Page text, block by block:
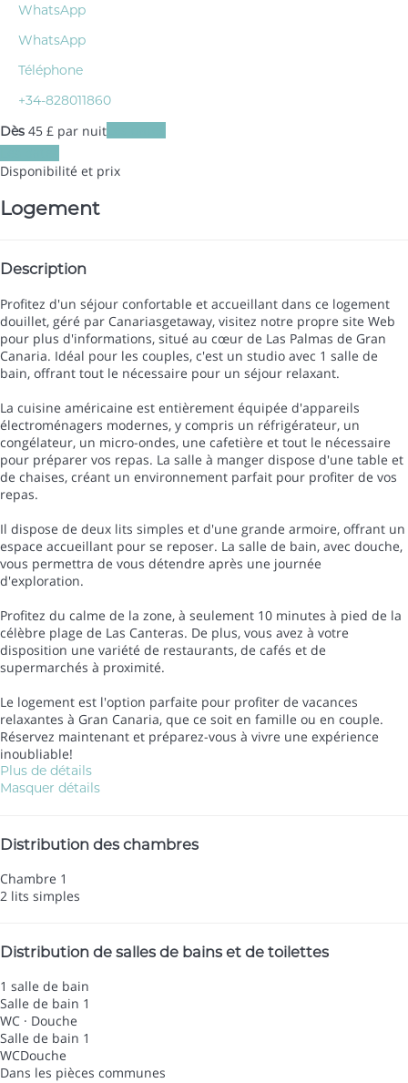
WhatsApp
WhatsApp
Téléphone
+34-828011860
Dès 45 £ par nuit
Disponibilité et prix
Logement
Description
Profitez d'un séjour confortable et accueillant dans ce logement
douillet, géré par Canariasgetaway, visitez notre propre site Web
pour plus d'informations, situé au cœur de Las Palmas de Gran
Canaria. Idéal pour les couples, c'est un studio avec 1 salle de
bain, offrant tout le nécessaire pour un séjour relaxant.
La cuisine américaine est entièrement équipée d'appareils
électroménagers modernes, y compris un réfrigérateur, un
congélateur, un micro-ondes, une cafetière et tout le nécessaire
pour préparer vos repas. La salle à manger dispose d'une table et
de chaises, créant un environnement parfait pour profiter de vos
repas.
Il dispose de deux lits simples et d'une grande armoire, offrant un
espace accueillant pour se reposer. La salle de bain, avec douche,
vous permettra de vous détendre après une journée
d'exploration.
Profitez du calme de la zone, à seulement 10 minutes à pied de la
célèbre plage de Las Canteras. De plus, vous avez à votre
disposition une variété de restaurants, de cafés et de
supermarchés à proximité.
Le logement est l'option parfaite pour profiter de vacances
relaxantes à Gran Canaria, que ce soit en famille ou en couple.
Réservez maintenant et préparez-vous à vivre une expérience
inoubliable!
Plus de détails
Masquer détails
Distribution des chambres
Chambre 1
2 lits simples
Distribution de salles de bains et de toilettes
1 salle de bain
Salle de bain 1
WC · Douche
Salle de bain 1
WCDouche
Dans les pièces communes